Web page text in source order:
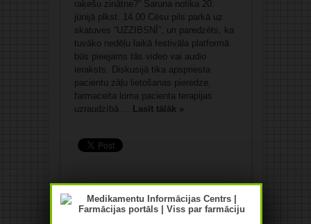
raķešu zinātne?” Saruna notika 20.
jūnijā plkst. 14.00 Cēsu pils parkā uz
skatuves “UZZIBSNĪ”, un paredzēts, ka
tuvāko nedēļu laikā festivāla platformā
būs pieejams tās video vai audio
ieraksts. Diskusijā tika apspriesta
pacientu zāļu lietošanas pieredze,
farmaceita loma pacienta terapijas
uzraudzībā ... Lasīt tālāk »